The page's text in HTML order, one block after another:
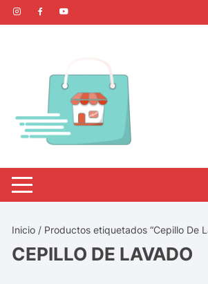
Inicio / Productos etiquetados “Cepillo De
CEPILLO DE LAVADO